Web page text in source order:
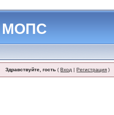
МОПС
Здравствуйте, гость (Вход |Регистрация )